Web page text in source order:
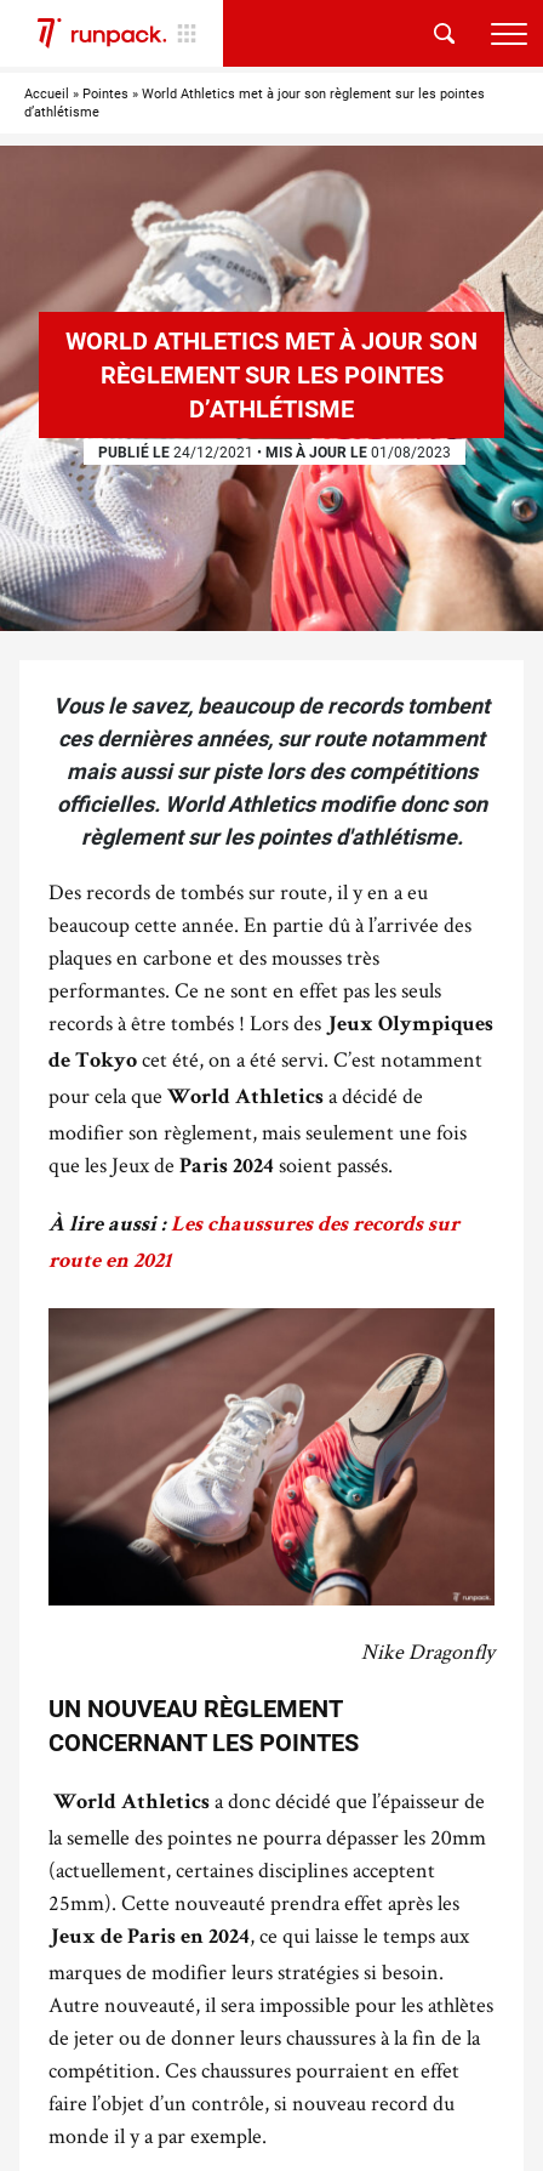
Accueil » Pointes » World Athletics met à jour son règlement sur les pointes
d’athlétisme
WORLD ATHLETICS MET À JOUR SON
RÈGLEMENT SUR LES POINTES
D’ATHLÉTISME
PUBLIÉ LE 24/12/2021 • MIS À JOUR LE 01/08/2023
Vous le savez, beaucoup de records tombent
ces dernières années, sur route notamment
mais aussi sur piste lors des compétitions
officielles. World Athletics modifie donc son
règlement sur les pointes d'athlétisme.
Des records de tombés sur route, il y en a eu
beaucoup cette année. En partie dû à l’arrivée des
plaques en carbone et des mousses très
performantes. Ce ne sont en effet pas les seuls
records à être tombés ! Lors des Jeux Olympiques
de Tokyo cet été, on a été servi. C’est notamment
pour cela que World Athletics a décidé de
modifier son règlement, mais seulement une fois
que les Jeux de Paris 2024 soient passés.
À lire aussi : Les chaussures des records sur
route en 2021
Nike Dragonfly
UN NOUVEAU RÈGLEMENT
CONCERNANT LES POINTES
World Athletics a donc décidé que l’épaisseur de
la semelle des pointes ne pourra dépasser les 20mm
(actuellement, certaines disciplines acceptent
25mm). Cette nouveauté prendra effet après les
Jeux de Paris en 2024, ce qui laisse le temps aux
marques de modifier leurs stratégies si besoin.
Autre nouveauté, il sera impossible pour les athlètes
de jeter ou de donner leurs chaussures à la fin de la
compétition. Ces chaussures pourraient en effet
faire l’objet d’un contrôle, si nouveau record du
monde il y a par exemple.